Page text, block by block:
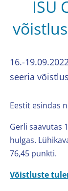
ISU
16.-
seeria
Eestit esindas
Gerli saavutas
hulgas.
76,45 punkti.
Võistluste